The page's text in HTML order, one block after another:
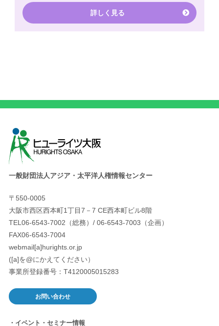
詳しく見る
一般財団法人アジア・太平洋人権情報センター
〒550-0005
大阪市西区西本町1丁目7－7 CE西本町ビル8階
TEL06-6543-7002（総務）/ 06-6543-7003（企画）
FAX06-6543-7004
webmail[a]hurights.or.jp
([a]を@にかえてください）
事業所登録番号：T4120005015283
お問い合わせ
イベント・セミナー情報